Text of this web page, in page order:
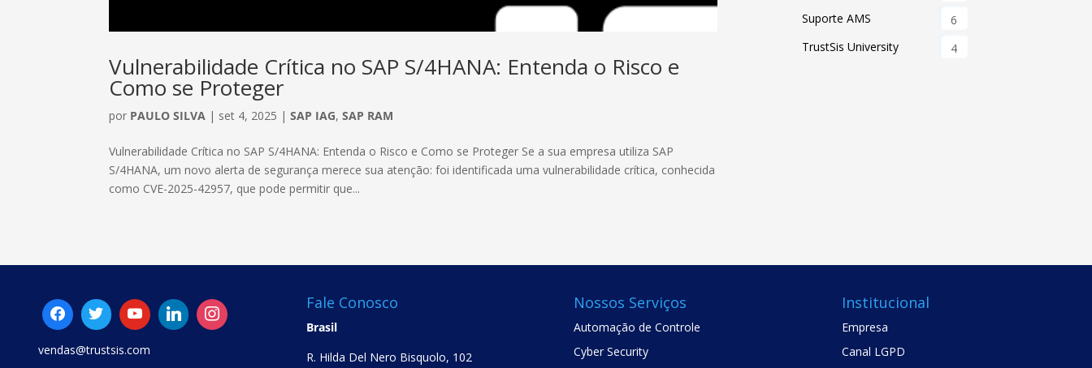
Vulnerabilidade Crítica no SAP S/4HANA: Entenda o Risco e
Como se Proteger
por PAULO SILVA | set 4, 2025 |SAP IAG,SAP RAM
Vulnerabilidade Crítica no SAP S/4HANA: Entenda o Risco e Como se Proteger Se a sua empresa utiliza SAP
S/4HANA, um novo alerta de segurança merece sua atenção: foi identificada uma vulnerabilidade crítica, conhecida
como CVE-2025-42957, que pode permitir que...
Suporte AMS
6
TrustSis University
4
vendas@trustsis.com
Fale Conosco
Brasil
R. Hilda Del Nero Bisquolo, 102
Nossos Serviços
Automação de Controle
Cyber Security
Institucional
Empresa
Canal LGPD